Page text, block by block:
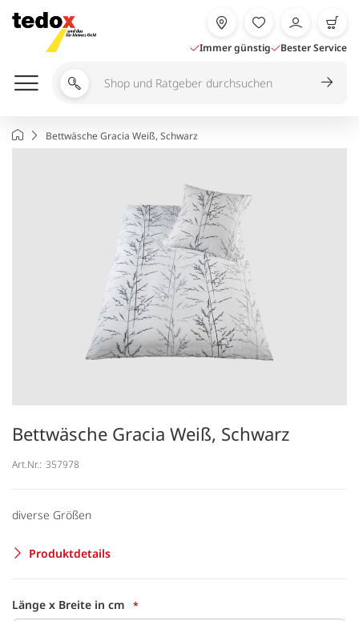
Inhalt
springen
Immer günstig Bester Service
Shop
durchsuchen
StartseiteBettwäsche Gracia Weiß, Schwarz
Bettwäsche Gracia Weiß, Schwarz
Art.Nr.: 357978
diverse Größen
Produktdetails
Länge x Breite in cm